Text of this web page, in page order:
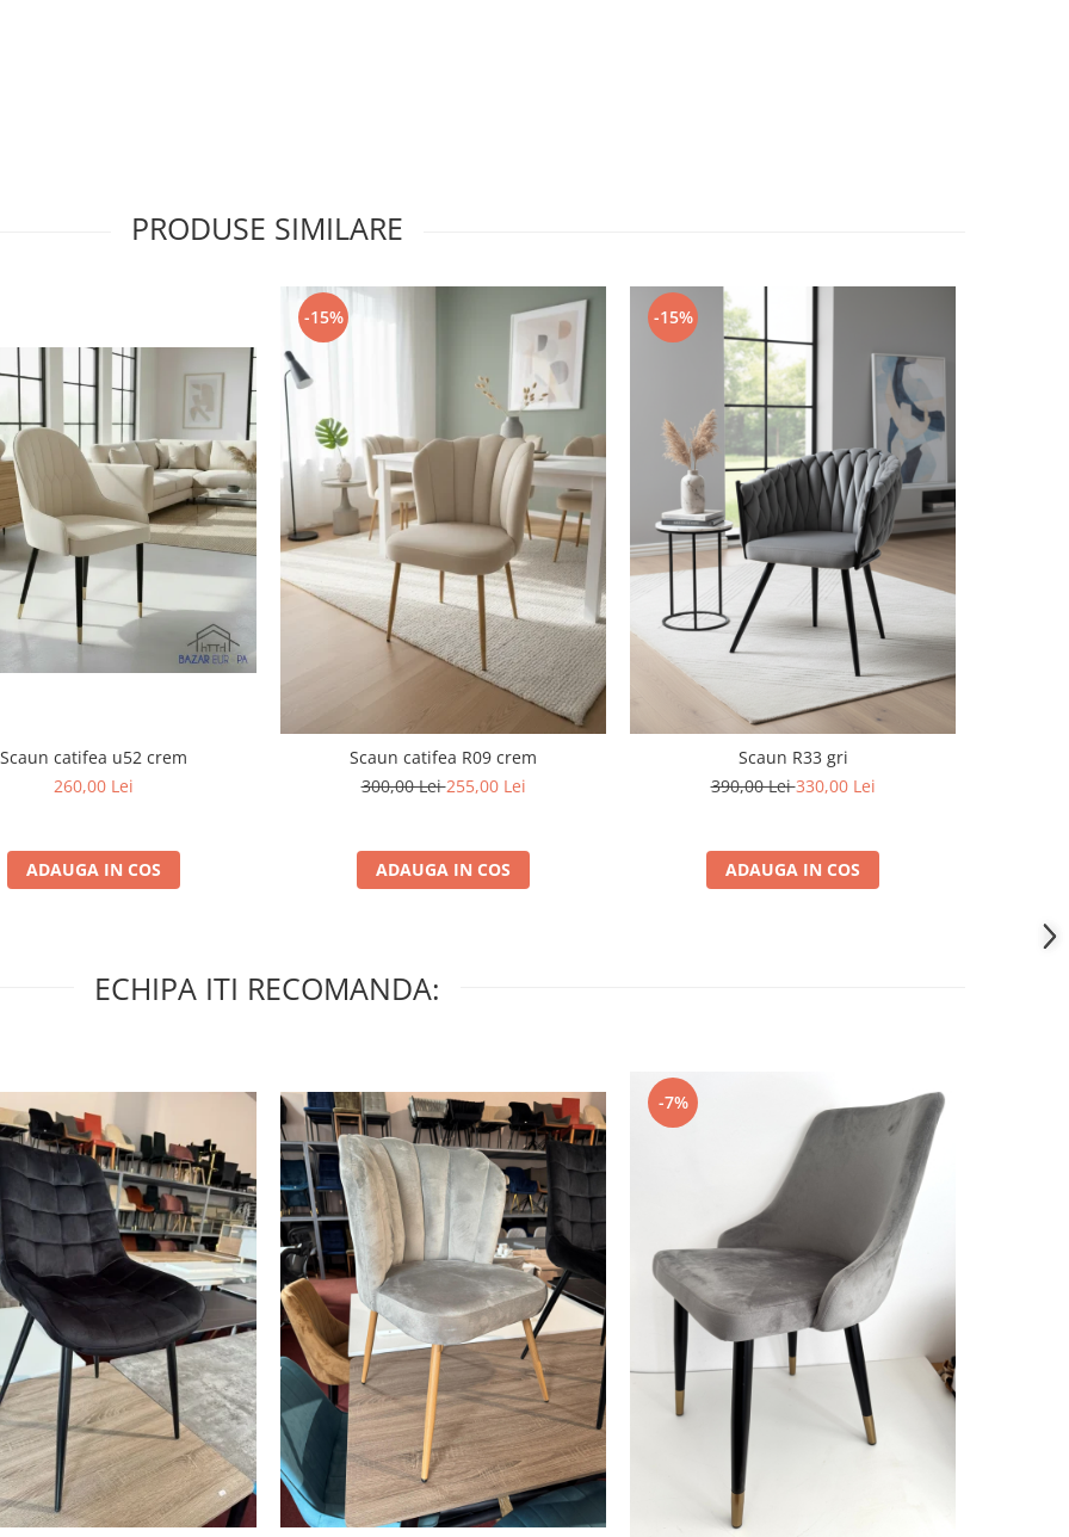
PRODUSE SIMILARE
Scaun catifea u52 crem
260,00 Lei
ADAUGA IN COS
-15%
Scaun catifea R09 crem
300,00 Lei255,00 Lei
ADAUGA IN COS
-15%
Scaun R33 gri
390,00 Lei330,00 Lei
ADAUGA IN COS
ECHIPA ITI RECOMANDA:
-7%